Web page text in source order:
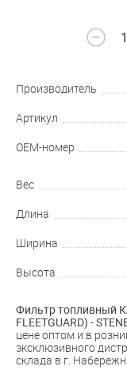
Производитель
Артикул
OEM-номер
Вес
Длина
Ширина
Высота
Фильтр топливный
FLEETGUARD) -
цене оптом и в
эксклюзивного
склада в г.